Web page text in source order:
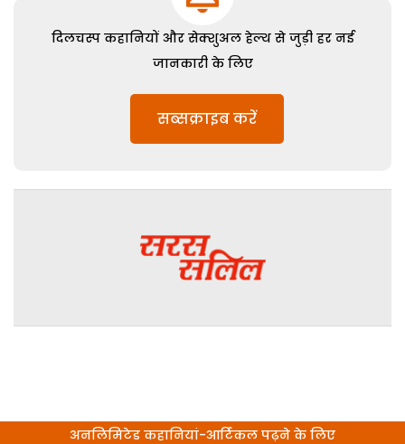
दिलचस्प कहानियों और सेक्शुअल हेल्थ से जुड़ी हर नई
जानकारी के लिए
सब्सक्राइब करें
अनलिमिटेड कहानियां-आर्टिकल पढ़ने के लिए